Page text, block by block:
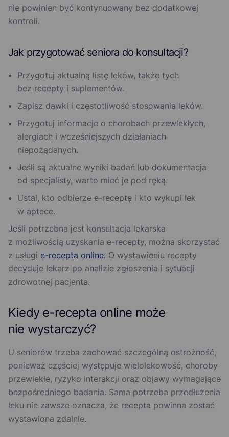
nie powinien być kontynuowany bez dodatkowej
kontroli.
Jak przygotować seniora do konsultacji?
Przygotuj aktualną listę leków, także tych
bez recepty i suplementów.
Zapisz dawki i częstotliwość stosowania leków.
Przygotuj informacje o chorobach przewlekłych,
alergiach i wcześniejszych działaniach
niepożądanych.
Jeśli są aktualne wyniki badań lub dokumentacja
od specjalisty, warto mieć je pod ręką.
Ustal, kto odbierze e-receptę i kto wykupi lek
w aptece.
Jeśli potrzebna jest konsultacja lekarska
z możliwością uzyskania e-recepty, można skorzystać
z usługi e-recepta online. O wystawieniu recepty
decyduje lekarz po analizie zgłoszenia i sytuacji
zdrowotnej pacjenta.
Kiedy e-recepta online może
nie wystarczyć?
U seniorów trzeba zachować szczególną ostrożność,
ponieważ częściej występuje wielolekowość, choroby
przewlekłe, ryzyko interakcji oraz objawy wymagające
bezpośredniego badania. Sama potrzeba przedłużenia
leku nie zawsze oznacza, że recepta powinna zostać
wystawiona zdalnie.